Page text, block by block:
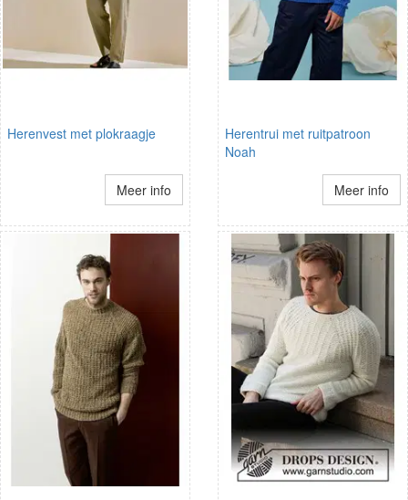
Herenvest met plokraagje
Meer info
Herentrui met ruitpatroon
Noah
Meer info